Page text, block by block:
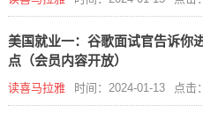
美国就业一：谷歌面试官告诉你
点（会员内容开放）
读喜马拉雅 时间：2024-01-13 点击